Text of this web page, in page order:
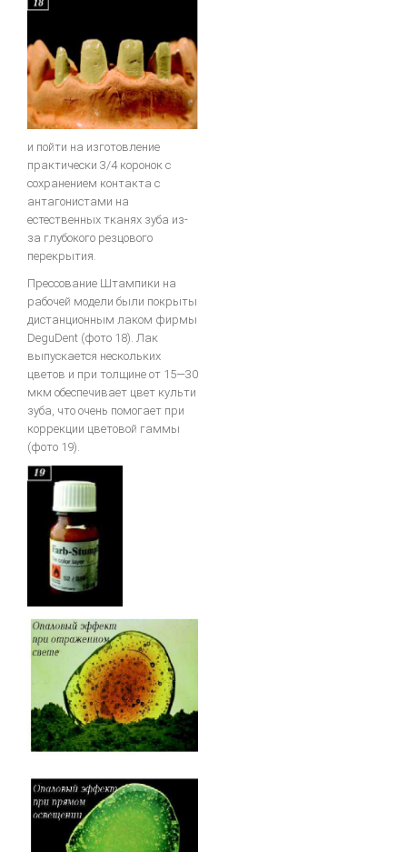
и пойти на изготовление
практически 3/4 коронок с
сохранением контакта с
антагонистами на
естественных тканях зуба из-
за глубокого резцового
перекрытия.
Прессование Штампики на
рабочей модели были покрыты
дистанционным лаком фирмы
DeguDent (фото 18). Лак
выпускается нескольких
цветов и при толщине от 15—30
мкм обеспечивает цвет культи
зуба, что очень помогает при
коррекции цветовой гаммы
(фото 19).